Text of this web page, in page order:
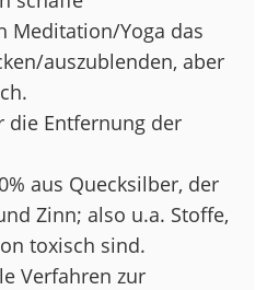
Meditation/Yoga das
auszublenden, aber
die Entfernung der
aus Quecksilber, der
Zinn; also u.a. Stoffe,
toxisch sind.
Verfahren zur